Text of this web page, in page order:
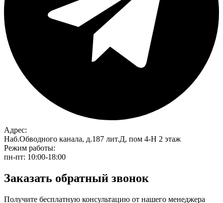
Адрес:
Наб.Обводного канала, д.187 лит.Д, пом 4-Н 2 этаж
Режим работы:
пн-пт: 10:00-18:00
Заказать обратный звонок
Получите бесплатную консультацию от нашего менеджера